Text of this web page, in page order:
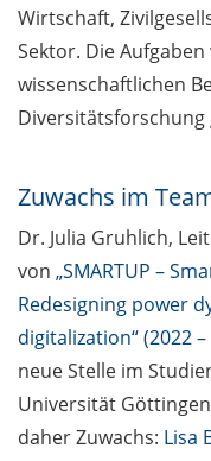
Wirtschaft,
Sektor. Die
wissenschaftlichen
Diversitätsforschung
Zuwachs im
Dr. Julia Gruhlich,
von „SMARTUP –
Redesigning power
digitalization“ (2022 –
neue Stelle im
Universität Göttingen
daher Zuwachs: Lisa